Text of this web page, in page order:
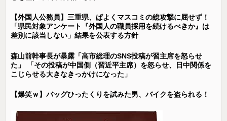
【外国人公務員】三重県、ぱよくマスコミの総攻撃に屈せず！
「県民対象アンケート『外国人の職員採用を続けるべきか』は
差別に該当しない」結果を公表する方針
森山前幹事長が暴露「高市総理のSNS投稿が習主席を怒らせ
た」 「その投稿が中国側（習近平主席）を怒らせ、日中関係を
こじらせる大きなきっかけになった」
【爆笑ｗ】バッグひったくりを試みた男、バイクを盗られる！